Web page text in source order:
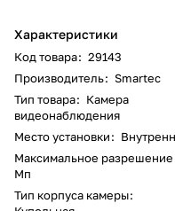
Характеристики
Код товара: 29143
Производитель: Smartec
Тип товара: Камера
видеонаблюдения
Место установки:
Максимальное разрешение
Мп
Тип корпуса камеры: